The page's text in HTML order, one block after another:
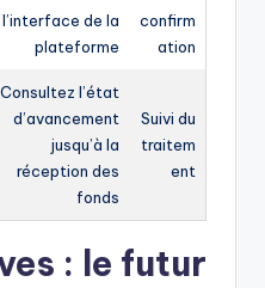
confirm
ation
l’interface de la
plateforme
Suivi du
traitem
ent
Consultez l’état
d’avancement
jusqu’à la
réception des
fonds
: le futur